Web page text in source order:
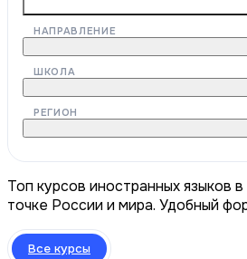
НАПРАВЛЕНИЕ
ШКОЛА
РЕГИОН
Топ курсов иностранных языков
точке России и мира. Удобный
Все курсы